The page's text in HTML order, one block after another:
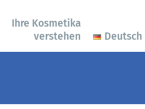
Ihre Kosmetika
verstehen
Deutsch